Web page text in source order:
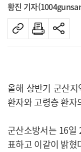
황진 기자
올해 상반기 군산
환자와 고령층 환
군산소방서는 16
표하고 이같이 밝혔